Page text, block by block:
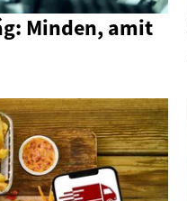
Minden, amit